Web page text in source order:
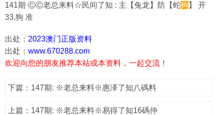
141期 ⒸⒸ老总来料☆民间了知 : 主【兔龙】防【蛇狗 】 开
33,狗 准
出处： 2023澳门正版资料
出处： www.670288.com
欢迎向您的朋友推荐本站或本资料，一起交流！
下篇：147期: ※老总来料※惠泽了知八碼料
上篇：147期: ※老总来料※易得了知16碼仲